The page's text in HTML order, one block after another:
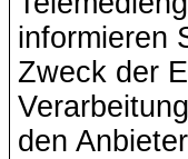
informieren
Zweck der
den Anbieter